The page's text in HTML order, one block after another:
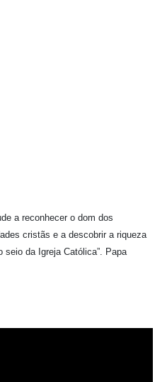
a reconhecer o dom dos
cristãs e a descobrir a riqueza
da Igreja Católica”. Papa